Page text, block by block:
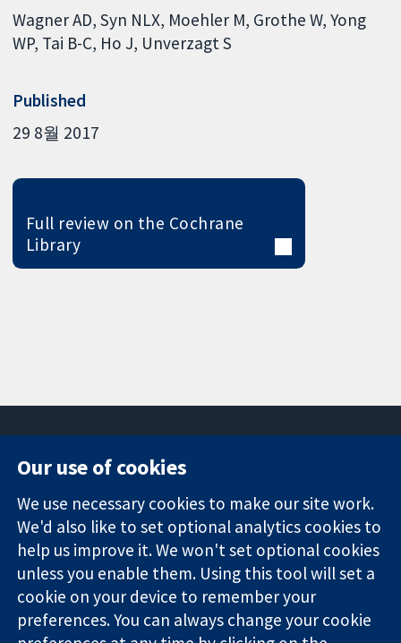
Wagner AD Syn NLX Moehler M Grothe W Yong
WP Tai B-C Ho J Unverzagt S
Published
29 8월 2017
Full review on the Cochrane
Library
Trusted
evidence.
Informed
decisions.
Better health.
Square
London
W1G 0AN
영국
News
Press office
About us
작업
Cochrane
Library
Our use of cookies
We use necessary cookies to make our site work.
We'd also like to set optional analytics cookies to
help us improve it. We won't set optional cookies
unless you enable them. Using this tool will set a
cookie on your device to remember your
preferences. You can always change your cookie